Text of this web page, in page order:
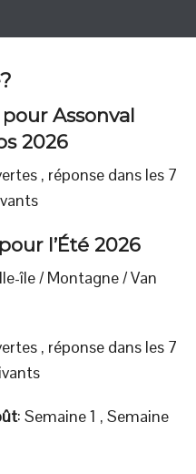
Assonval
2026
, réponse dans les 7
l’Été 2026
île/ Montagne / Van
, réponse dans les 7
: Semaine 1 , Semaine